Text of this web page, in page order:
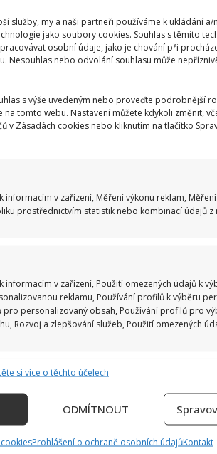
služby, my a naši partneři používáme k ukládání
jako soubory cookies. Souhlas s těmito
osobní údaje, jako je chování při
Nesouhlas nebo odvolání souhlasu může
s výše uvedeným nebo proveďte podrobnější
tomto webu. Nastavení můžete kdykoli změnit,
v Zásadách cookies nebo kliknutím na tlačítko
v zařízení, Měření výkonu reklam,
prostřednictvím statistik nebo kombinací údajů z
v zařízení, Použití omezených údajů k
reklamu, Používání profilů k výběru
pro personalizovaný obsah, Používání profilů pro
Rozvoj a zlepšování služeb, Použití omezených
údajů z jiných zdrojů údajů, Propojení různých
na základě automaticky přenášených informací.
údajů o zeměpisné poloze, Identifikace
si více o těchto účelech
ODMÍTNOUT
Prohlášení o ochraně osobních údajůKontakt
ohnivákovi?